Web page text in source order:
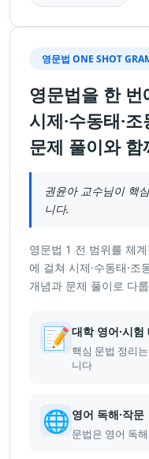
영문법 ONE SHOT
영문법을 한 번
시제·수동태·
문제 풀이와
권윤아 교수님이 핵
니다.
영문법 1 전 범위를 체
에 걸쳐 시제·수동태·조
개념과 문제 풀이로 다
📝 대학 영어·시험
핵심 문법 정리
니다
🌐 영어 독해·작문
문법은 영어 독